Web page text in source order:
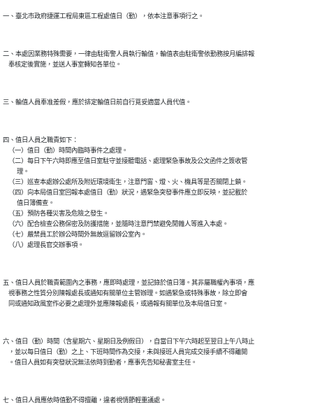
二、本處因業務特殊需要，一律由駐衛警人員執行輪值，輪值表由駐衛警依勤務按月編排報
四、值日人員之職責如下：
    （一）值日（勤）時間內臨時事件之處理。
    （二）每日下午六時即應至值日室駐守並接聽電話、處理緊急事故及公文函件之簽收管
          理。
    （三）巡查本處辦公處所及附近環境衛生，注意門窗、燈、火、機具等是否關閉上鎖。
    （四）向本局值日室回報本處值日（勤）狀況，遇緊急突發事件應立即反映，並記載於
          值日簿備查。
    （五）預防各種災害及危險之發生。
    （六）配合檢查公務保密及防護措施，並隨時注意門禁避免閒雜人等進入本處。
    （七）嚴禁員工於辦公時間外無故逗留辦公室內。
五、值日人員於職責範圍內之事務，應即時處理，並記錄於值日簿。其非屬職權內事項，應
    視事務之性質分別陳報處長或通知有關單位主管辦理。如遇緊急或特殊事故，除立即會
六、值日（勤）時間（含星期六、星期日及例假日），自當日下午六時起至翌日上午八時止
    ，並以每日值日（勤）之上、下班時間作為交接，未與接班人員完成交接手續不得離開